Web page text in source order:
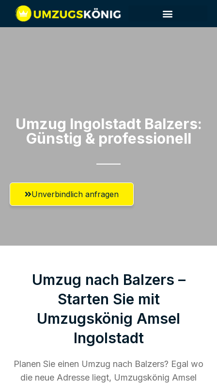
Umzug Ingolstadt​ Balzers:
Günstig & professionell​
Unverbindlich anfragen
Umzug nach Balzers –
Starten Sie mit
Umzugskönig Amsel
Ingolstadt
Planen Sie einen Umzug nach Balzers? Egal wo
die neue Adresse liegt, Umzugskönig Amsel